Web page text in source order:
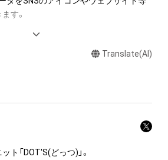
す。
作物(画像および映像、音楽、商標または
し、又はそれらの権利につき登録等を
センス保有者によって保護されていま
ムを保有していたとしても、本アイテム
知的財産権を有することを意味しませ
Translate(AI)
ト「DOT'S(どっつ)」。